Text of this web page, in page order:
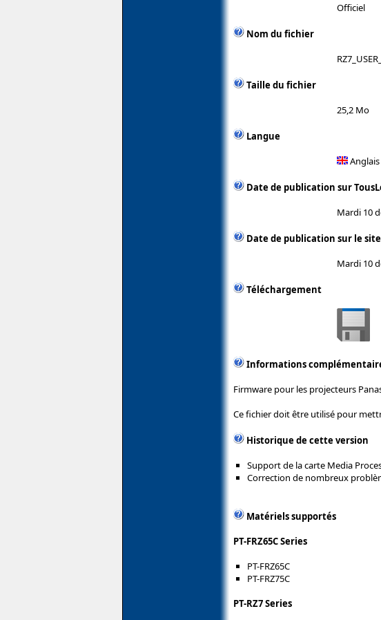
Officiel
Nom du fichier
Taille du fichier
25,2 Mo
Langue
Anglais
Date de publication sur
Mardi 10
Date de publication sur le
Mardi 10
Téléchargement
Informations
Firmware pour les projecteurs
Ce fichier doit être utilisé pour
Historique de cette version
Support de la carte Media
Correction de nombreux
Matériels supportés
PT-FRZ65C Series
PT-FRZ65C
PT-FRZ75C
PT-RZ7 Series